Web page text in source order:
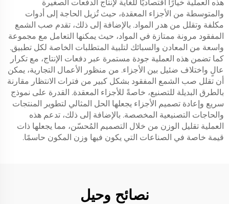
هذه العملية خيارًا اقتصاديًا للغاية لإنتاج الدفعات الصغيرة
والمتوسطة من الأجزاء المعقدة، حيث تُزيل الحاجة إلى أدوات
مكلفة وتقلل من هدر المواد. بالإضافة إلى ذلك، تقدم صب الشمع
المفقود مرونة ممتازة في المواد، حيث يمكنها التعامل مع مجموعة
واسعة من المعادن والسبائك لتلبية المتطلبات الخاصة لكل تطبيق.
كما تضمن هذه العملية جودة مستمرة عبر دفعات الإنتاج، مع تكرار
عالٍ واختلاف ضئيل بين الأجزاء. من منظور الأعمال التجارية، يمكن
أن تقلل صب الشمع المفقود بشكل كبير من فترات الانتظار مقارنة
بالطرق البديلة للتصنيع، خاصةً للأجزاء المعقدة. القدرة على نموذج
سريع وإعادة تصميم الأجزاء يجعلها الحل المثالي لتطوير المنتجات
والحاجات التصنيعية المخصصة. بالإضافة إلى ذلك، تدعم هذه
العملية تقليل الوزن من خلال التصميم المُحسّن، مما يجعلها ذات
قيمة خاصة في الصناعات التي يكون فيها وزن المكون حاسمًا.
نصائح وحيل